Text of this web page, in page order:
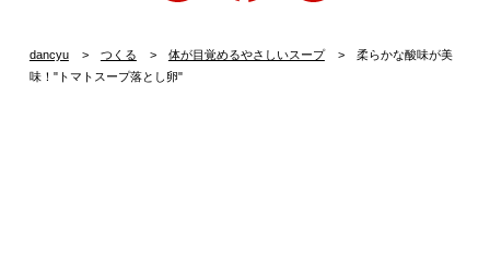
dancyu つくる 体が目覚めるやさしいスープ
柔らかな酸味が美
味！"トマトスープ落とし卵"